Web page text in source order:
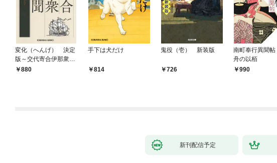
変化（へんげ） 決定
版～交代寄合伊那衆異
聞（1）～
880
手下は犬だけ
814
鬼役（壱） 新装版
726
南町奉行異聞
舟の以栢
990
新刊配信予定